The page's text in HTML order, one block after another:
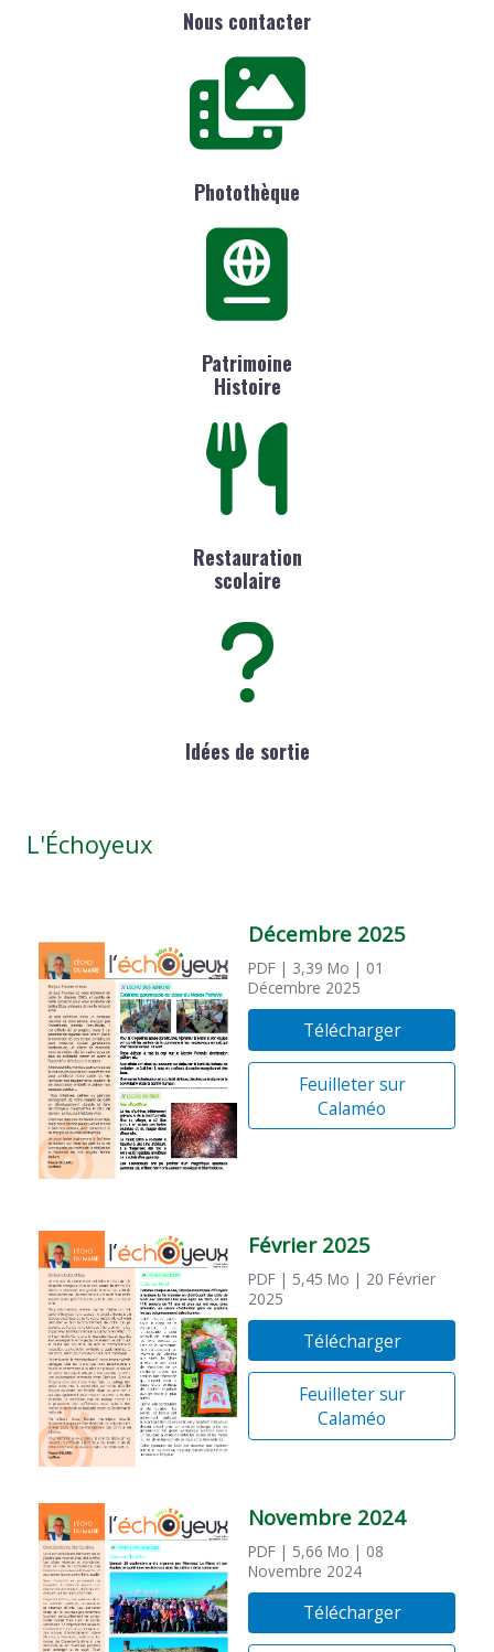
Nous contacter
Photothèque
Patrimoine
Histoire
Restauration
scolaire
Idées de sortie
L'Échoyeux
Décembre 2025
PDF | 3,39 Mo | 01
Décembre 2025
Télécharger
Feuilleter sur
Calaméo
Février 2025
PDF | 5,45 Mo | 20 Février
2025
Télécharger
Feuilleter sur
Calaméo
Novembre 2024
PDF | 5,66 Mo | 08
Novembre 2024
Télécharger